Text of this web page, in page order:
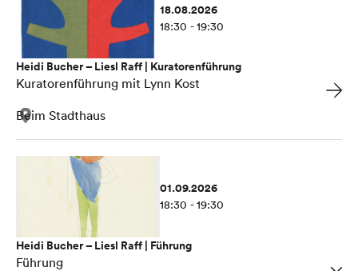
18.08.2026
18:30 - 19:30
Heidi Bucher – Liesl Raff | Kuratorenführung
Kuratorenführung mit Lynn Kost
Beim Stadthaus
01.09.2026
18:30 - 19:30
Heidi Bucher – Liesl Raff | Führung
Führung